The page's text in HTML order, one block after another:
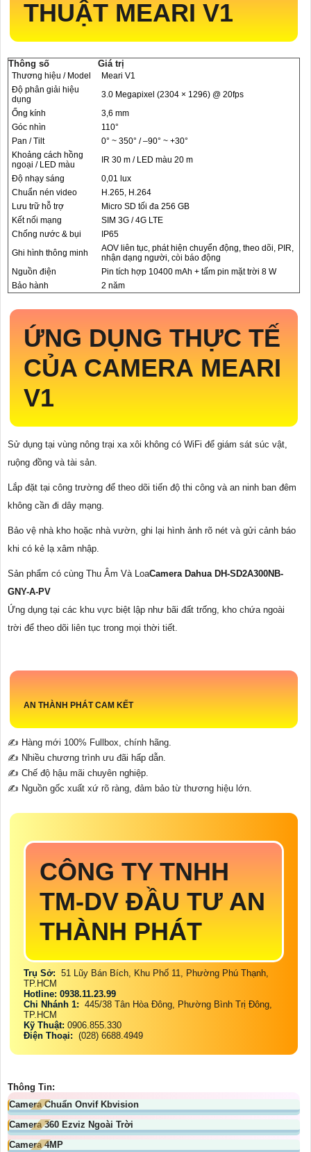
THUẬT MEARI V1
Thông số Giá trị
Thương hiệu / Model
Meari V1
Độ phân giải hiệu
dụng
3.0 Megapixel (2304 × 1296) @ 20fps
Ống kính
3,6 mm
Góc nhìn
110°
Pan / Tilt
0° ~ 350° / –90° ~ +30°
Khoảng cách hồng
ngoại / LED màu
IR 30 m / LED màu 20 m
Độ nhạy sáng
0,01 lux
Chuẩn nén video
H.265, H.264
Lưu trữ hỗ trợ
Micro SD tối đa 256 GB
Kết nối mạng
SIM 3G / 4G LTE
Chống nước & bụi
IP65
Ghi hình thông minh
AOV liên tục, phát hiện chuyển động, theo dõi, PIR,
nhận dạng người, còi báo động
Nguồn điện
Pin tích hợp 10400 mAh + tấm pin mặt trời 8 W
Bảo hành
2 năm
ỨNG DỤNG THỰC TẾ
CỦA CAMERA MEARI
V1
Sử dụng tại vùng nông trại xa xôi không có WiFi để giám sát súc vật,
ruộng đồng và tài sản.
Lắp đặt tại công trường để theo dõi tiến độ thi công và an ninh ban đêm
không cần đi dây mạng.
Bảo vệ nhà kho hoặc nhà vườn, ghi lại hình ảnh rõ nét và gửi cảnh báo
khi có kẻ lạ xâm nhập.
Sản phẩm có cùng Thu Âm Và LoaCamera Dahua DH-SD2A300NB-
GNY-A-PV
Ứng dụng tại các khu vực biệt lập như bãi đất trống, kho chứa ngoài
trời để theo dõi liên tục trong mọi thời tiết.
AN THÀNH PHÁT CAM KẾT
✍️ Hàng mới 100% Fullbox, chính hãng.
✍️ Nhiều chương trình ưu đãi hấp dẫn.
✍️ Chế độ hậu mãi chuyên nghiệp.
✍️ Nguồn gốc xuất xứ rõ ràng, đảm bảo từ thương hiệu lớn.
CÔNG TY TNHH
TM-DV ĐẦU TƯ AN
THÀNH PHÁT
Trụ Sở: 51 Lũy Bán Bích, Khu Phố 11, Phường Phú Thạnh,
TP.HCM
Hotline: 0938.11.23.99
Chi Nhánh 1: 445/38 Tân Hòa Đông, Phường Bình Trị Đông,
TP.HCM
Kỹ Thuật: 0906.855.330
Điện Thoại: (028) 6688.4949
Thông Tin:
Camera Chuẩn Onvif Kbvision
Camera 360 Ezviz Ngoài Trời
Camera 4MP